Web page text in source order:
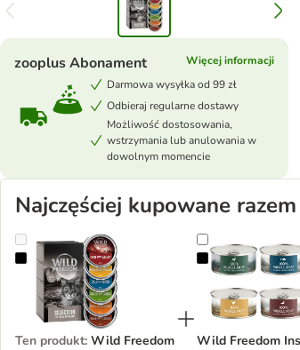
zooplus Abonament
Więcej informacji
Darmowa wysyłka od 99 zł
Odbieraj regularne dostawy
Możliwość dostosowania,
wstrzymania lub anulowania w
dowolnym momencie
Najczęściej kupowane razem
Wild Freedom Adult, tacki, 6 x 85 g
Ten produkt: Wild Freedom
Wild Freedom
Wild Freedom